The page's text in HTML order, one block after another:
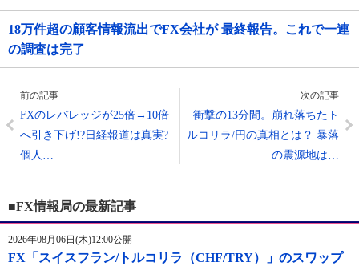
18万件超の顧客情報流出でFX会社が 最終報告。これで一連
の調査は完了
前の記事
FXのレバレッジが25倍→10倍
へ引き下げ!?日経報道は真実?
個人…
次の記事
衝撃の13分間。崩れ落ちたト
ルコリラ/円の真相とは？ 暴落
の震源地は…
■FX情報局の最新記事
2026年08月06日(木)12:00公開
FX「スイスフラン/トルコリラ（CHF/TRY）」のスワップ